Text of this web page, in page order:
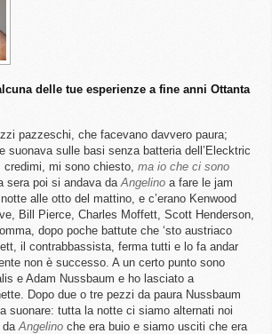
delle tue esperienze a fine anni Ottanta
pazzeschi, che facevano davvero paura;
suonava sulle basi senza batteria dell’Elecktric
credimi, mi sono chiesto, ma io che ci sono
sera poi si andava daAngelino a fare le jam
alle otto del mattino, e c’erano Kenwood
Bill Pierce, Charles Moffett, Scott Henderson,
dopo poche battute che ‘sto austriaco
il contrabbassista, ferma tutti e lo fa andar
non è successo. A un certo punto sono
e Adam Nussbaum e ho lasciato a
Dopo due o tre pezzi da paura Nussbaum
suonare: tutta la notte ci siamo alternati noi
daAngelino che era buio e siamo usciti che era